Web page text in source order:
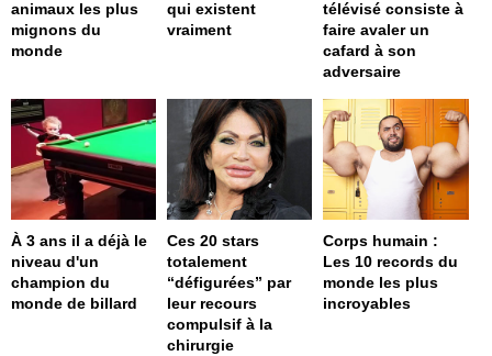
animaux les plus
mignons du
monde
qui existent
vraiment
télévisé consiste à
faire avaler un
cafard à son
adversaire
À 3 ans il a déjà le
niveau d'un
champion du
monde de billard
Ces 20 stars
totalement
“défigurées” par
leur recours
compulsif à la
chirurgie
Corps humain :
Les 10 records du
monde les plus
incroyables